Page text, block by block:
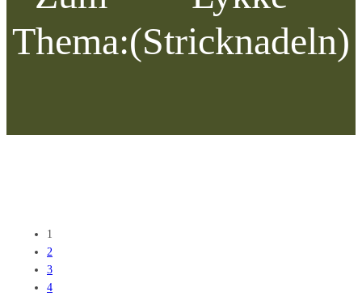
Thema:(Stricknadeln)
1
2
3
4